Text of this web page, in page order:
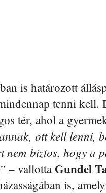
is határozott
tenni kell.
tér, ahol a
ott kell lenni,
nem biztos, hogy a
– vallotta Gundel
is,